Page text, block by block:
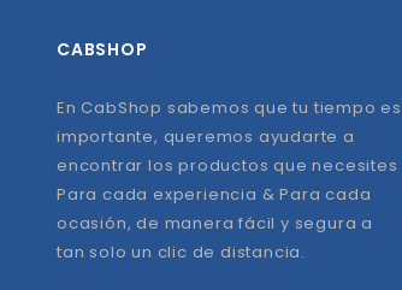
CABSHOP
En CabShop sabemos que tu tiempo es
importante, queremos ayudarte a
encontrar los productos que necesites
Para cada experiencia & Para cada
ocasión, de manera fácil y segura a
tan solo un clic de distancia.